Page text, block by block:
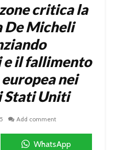
critica la
De Micheli
il fallimento
nei
Stati Uniti
Add comment
WhatsApp